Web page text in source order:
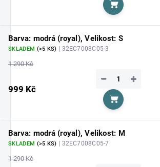
Do košíku
Barva: modrá (royal), Velikost: S
SKLADEM (>5 KS) | 32EC7008C05-3
1 290 Kč
999 Kč
+
−
Do košíku
Barva: modrá (royal), Velikost: M
SKLADEM (>5 KS) | 32EC7008C05-7
1 290 Kč